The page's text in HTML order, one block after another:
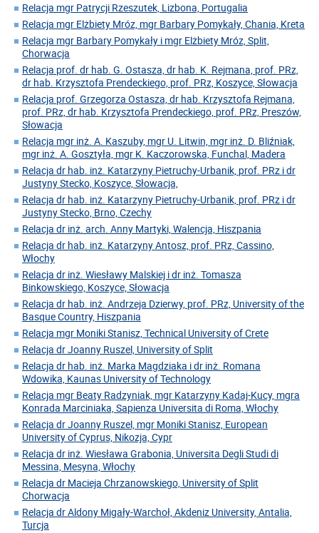
Relacja mgr Patrycji Rzeszutek, Lizbona, Portugalia
Relacja mgr Elżbiety Mróz, mgr Barbary Pomykały, Chania, Kreta
Relacja mgr Barbary Pomykały i mgr Elżbiety Mróz, Split,
Chorwacja
Relacja prof. dr hab. G. Ostasza, dr hab. K. Rejmana, prof. PRz,
dr hab. Krzysztofa Prendeckiego, prof. PRz, Koszyce, Słowacja
Relacja prof. Grzegorza Ostasza, dr hab. Krzysztofa Rejmana,
prof. PRz, dr hab. Krzysztofa Prendeckiego, prof. PRz, Preszów,
Słowacja
Relacja mgr inż. A. Kaszuby, mgr U. Litwin, mgr inż. D. Bliźniak,
mgr inż. A. Gosztyła, mgr K. Kaczorowska, Funchal, Madera
Relacja dr hab. inż. Katarzyny Pietruchy-Urbanik, prof. PRz i dr
Justyny Stecko, Koszyce, Słowacja,
Relacja dr hab. inż. Katarzyny Pietruchy-Urbanik, prof. PRz i dr
Justyny Stecko, Brno, Czechy
Relacja dr inż. arch. Anny Martyki, Walencja, Hiszpania
Relacja dr hab. inż. Katarzyny Antosz, prof. PRz, Cassino,
Włochy
Relacja dr inż. Wiesławy Malskiej i dr inż. Tomasza
Binkowskiego, Koszyce, Słowacja
Relacja dr hab. inż. Andrzeja Dzierwy, prof. PRz, University of the
Basque Country, Hiszpania
Relacja mgr Moniki Stanisz, Technical University of Crete
Relacja dr Joanny Ruszel, University of Split
Relacja dr hab. inż. Marka Magdziaka i dr inż. Romana
Wdowika, Kaunas University of Technology
Relacja mgr Beaty Radzyniak, mgr Katarzyny Kadaj-Kucy, mgra
Konrada Marciniaka, Sapienza Universita di Roma, Włochy
Relacja dr Joanny Ruszel, mgr Moniki Stanisz, European
University of Cyprus, Nikozja, Cypr
Relacja dr inż. Wiesława Grabonia, Universita Degli Studi di
Messina, Mesyna, Włochy
Relacja dr Macieja Chrzanowskiego, University of Split
Chorwacja
Relacja dr Aldony Migały-Warchoł, Akdeniz University, Antalia,
Turcja